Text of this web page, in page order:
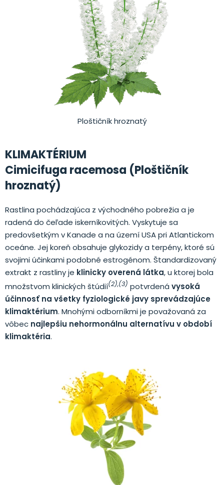
Ploštičník hroznatý
KLIMAKTÉRIUM
Cimicifuga racemosa (Ploštičník
hroznatý)
Rastlina pochádzajúca z východného pobrežia a je
radená do čeľade iskerníkovitých. Vyskytuje sa
predovšetkým v Kanade a na území USA pri Atlantickom
oceáne. Jej koreň obsahuje glykozidy a terpény, ktoré sú
svojimi účinkami podobné estrogénom. Štandardizovaný
extrakt z rastliny je klinicky overená látka, u ktorej bola
množstvom klinických štúdií(2),(3) potvrdená vysoká
účinnosť na všetky fyziologické javy sprevádzajúce
klimaktérium. Mnohými odborníkmi je považovaná za
vôbec najlepšiu nehormonálnu alternatívu v období
klimaktéria.